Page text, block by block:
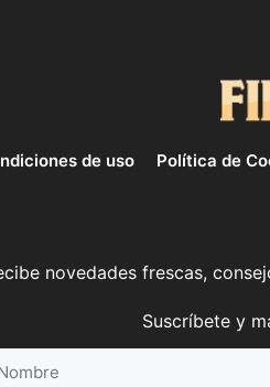
de uso Política de
novedades frescas,
Suscríbete y